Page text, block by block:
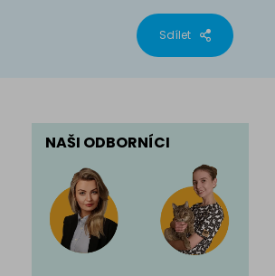
Sdílet
NAŠI ODBORNÍCI